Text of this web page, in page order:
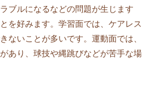
ブルになるなどの問題が生じます
を好みます。学習面では、ケアレス
ないことが多いです。運動面では、
あり、球技や縄跳びなどが苦手な場